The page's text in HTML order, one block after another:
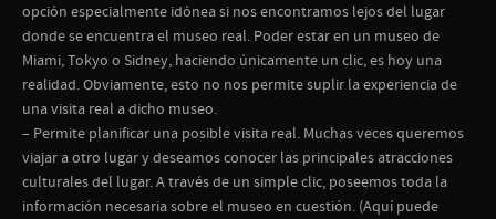
opción especialmente idónea si nos encontramos lejos del lugar
donde se encuentra el museo real. Poder estar en un museo de
Miami, Tokyo o Sidney, haciendo únicamente un clic, es hoy una
realidad. Obviamente, esto no nos permite suplir la experiencia de
una visita real a dicho museo.
– Permite planificar una posible visita real. Muchas veces queremos
viajar a otro lugar y deseamos conocer las principales atracciones
culturales del lugar. A través de un simple clic, poseemos toda la
información necesaria sobre el museo en cuestión. (Aquí puede